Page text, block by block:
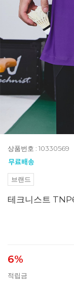
상품번호 : 10330569
브랜드
테크니스트
6%
적립금